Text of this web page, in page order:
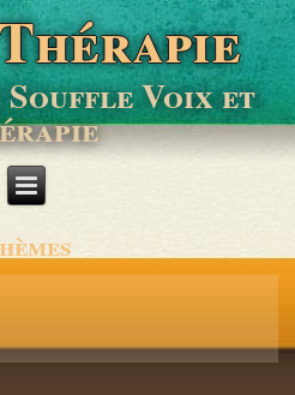
Souffle Voix et